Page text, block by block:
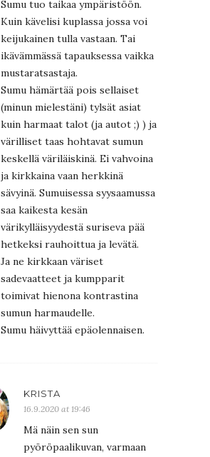
Sumu tuo taikaa ympäristöön.
Kuin kävelisi kuplassa jossa voi
keijukainen tulla vastaan. Tai
ikävämmässä tapauksessa vaikka
mustaratsastaja.
Sumu hämärtää pois sellaiset
(minun mielestäni) tylsät asiat
kuin harmaat talot (ja autot ;) ) ja
värilliset taas hohtavat sumun
keskellä väriläiskinä. Ei vahvoina
ja kirkkaina vaan herkkinä
sävyinä. Sumuisessa syysaamussa
saa kaikesta kesän
värikylläisyydestä suriseva pää
hetkeksi rauhoittua ja levätä.
Ja ne kirkkaan väriset
sadevaatteet ja kumpparit
toimivat hienona kontrastina
sumun harmaudelle.
Sumu häivyttää epäolennaisen.
KRISTA
16.9.2020 at 19:46
Mä näin sen sun
pyöröpaalikuvan, varmaan